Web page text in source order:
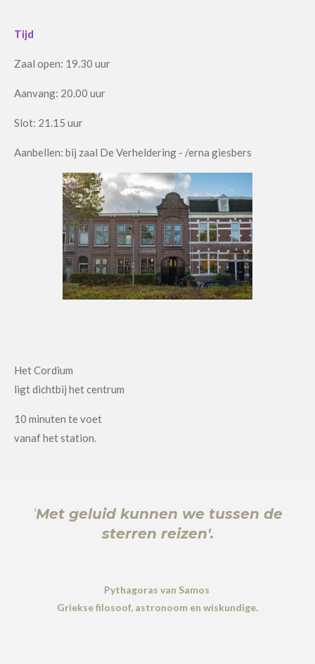
Tijd
Zaal open: 19.30 uur
Aanvang: 20.00 uur
Slot: 21.15 uur
Aanbellen: bij zaal De Verheldering - /erna giesbers
Het Cordium
ligt dichtbij het centrum
10 minuten te voet
vanaf het station.
'Met geluid kunnen we tussen de
sterren reizen'.
Pythagoras van Samos
Griekse filosoof, astronoom en wiskundige.